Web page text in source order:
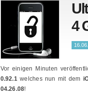
4
Vor einigen Minuten
0.92.1welches nun mit dem
04.26.08!